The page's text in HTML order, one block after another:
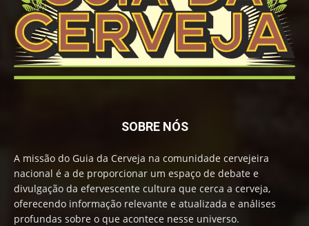
SOBRE NÓS
A missão do Guia da Cerveja na comunidade cervejeira
nacional é a de proporcionar um espaço de debate e
divulgação da efervescente cultura que cerca a cerveja,
oferecendo informação relevante e atualizada e análises
profundas sobre o que acontece nesse universo.